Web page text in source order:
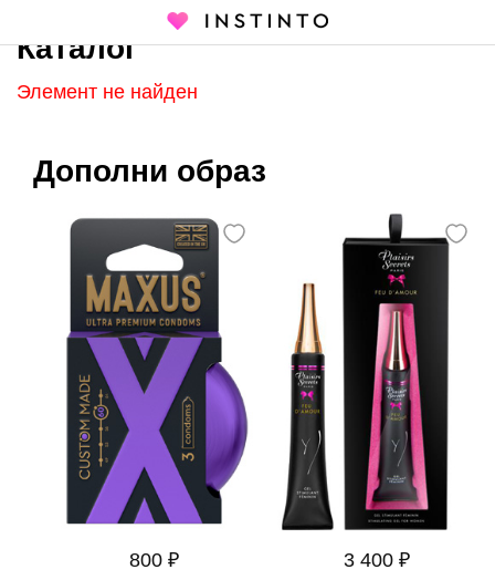
Каталог
Каталог
Элемент не найден
Дополни образ
800 ₽ 3 400 ₽